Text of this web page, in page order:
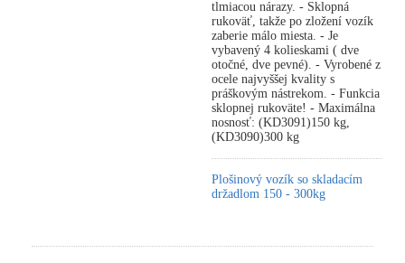
tlmiacou nárazy. - Sklopná
rukoväť, takže po zložení vozík
zaberie málo miesta. - Je
vybavený 4 kolieskami ( dve
otočné, dve pevné). - Vyrobené z
ocele najvyššej kvality s
práškovým nástrekom. - Funkcia
sklopnej rukoväte! - Maximálna
nosnosť: (KD3091)150 kg,
(KD3090)300 kg
Plošinový vozík so skladacím
držadlom 150 - 300kg